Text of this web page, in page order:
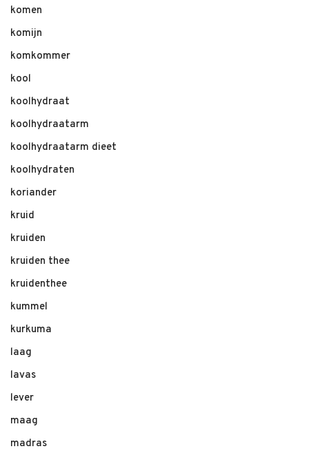
komen
komijn
komkommer
kool
koolhydraat
koolhydraatarm
koolhydraatarm dieet
koolhydraten
koriander
kruid
kruiden
kruiden thee
kruidenthee
kummel
kurkuma
laag
lavas
lever
maag
madras